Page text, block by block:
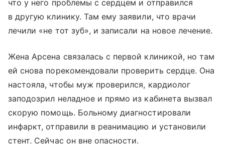
что у него проблемы с сердцем и отправился
в другую клинику. Там ему заявили, что врачи
лечили «не тот зуб», и записали на новое лечение.
Жена Арсена связалась с первой клиникой, но там
ей снова порекомендовали проверить сердце. Она
настояла, чтобы муж проверился, кардиолог
заподозрил неладное и прямо из кабинета вызвал
скорую помощь. Больному диагностировали
инфаркт, отправили в реанимацию и установили
стент. Сейчас он вне опасности.